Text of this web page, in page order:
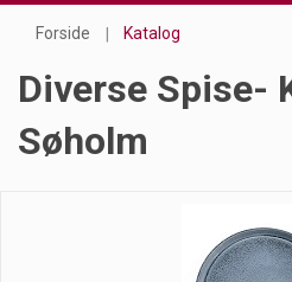
Forside Katalog
Diverse Spise-
Søholm